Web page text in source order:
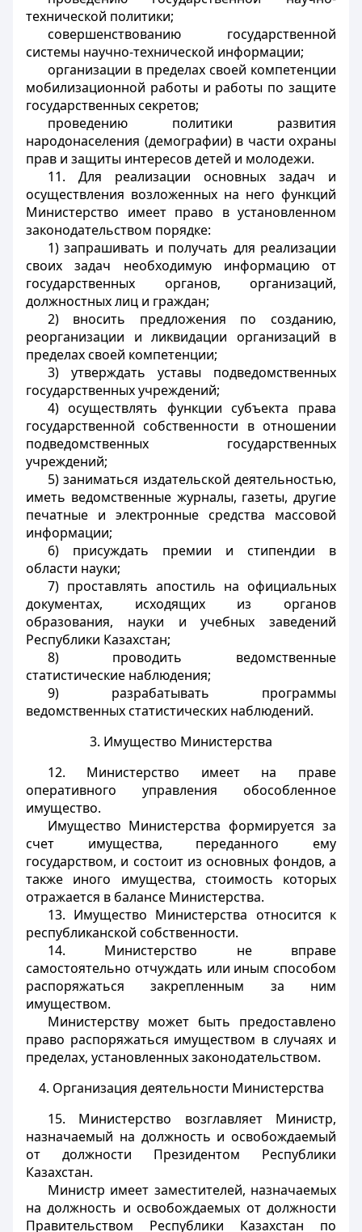
технической политики;
совершенствованию государственной
системы научно-технической информации;
организации в пределах своей компетенции
мобилизационной работы и работы по защите
государственных секретов;
проведению политики развития
народонаселения (демографии) в части охраны
прав и защиты интересов детей и молодежи.
11. Для реализации основных задач и
осуществления возложенных на него функций
Министерство имеет право в установленном
законодательством порядке:
1) запрашивать и получать для реализации
своих задач необходимую информацию от
государственных органов, организаций,
должностных лиц и граждан;
2) вносить предложения по созданию,
реорганизации и ликвидации организаций в
пределах своей компетенции;
3) утверждать уставы подведомственных
государственных учреждений;
4) осуществлять функции субъекта права
государственной собственности в отношении
подведомственных государственных
учреждений;
5) заниматься издательской деятельностью,
иметь ведомственные журналы, газеты, другие
печатные и электронные средства массовой
информации;
6) присуждать премии и стипендии в
области науки;
7) проставлять апостиль на официальных
документах, исходящих из органов
образования, науки и учебных заведений
Республики Казахстан;
8) проводить ведомственные
статистические наблюдения;
9) разрабатывать программы
ведомственных статистических наблюдений.
3. Имущество Министерства
12. Министерство имеет на праве
оперативного управления обособленное
имущество.
Имущество Министерства формируется за
счет имущества, переданного ему
государством, и состоит из основных фондов, а
также иного имущества, стоимость которых
отражается в балансе Министерства.
13. Имущество Министерства относится к
республиканской собственности.
14. Министерство не вправе
самостоятельно отчуждать или иным способом
распоряжаться закрепленным за ним
имуществом.
Министерству может быть предоставлено
право распоряжаться имуществом в случаях и
пределах, установленных законодательством.
4. Организация деятельности Министерства
15. Министерство возглавляет Министр,
назначаемый на должность и освобождаемый
от должности Президентом Республики
Казахстан.
Министр имеет заместителей, назначаемых
на должность и освобождаемых от должности
Правительством Республики Казахстан по